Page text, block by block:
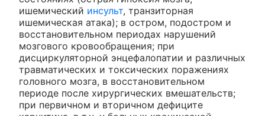
ишемический инсульт, транзиторная
ишемическая атака); в остром, подостром и
восстановительном периодах нарушений
мозгового кровообращения; при
дисциркуляторной энцефалопатии и различных
травматических и токсических поражениях
головного мозга, в восстановительном
периоде после хирургических вмешательств;
при первичном и вторичном дефиците